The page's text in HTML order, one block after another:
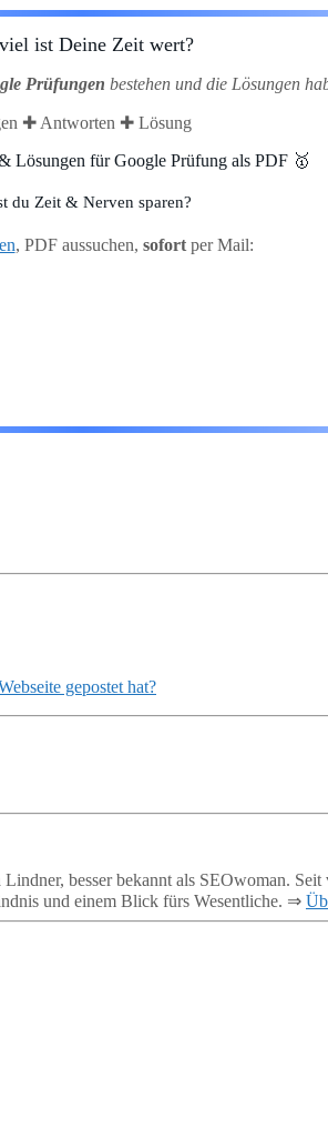
ist Deine Zeit wert?
Prüfungen bestehen und die Lösungen
✚ Antworten ✚ Lösung
Lösungen für Google Prüfung als PDF 🥇
du Zeit & Nerven sparen?
, PDF aussuchen, sofortper Mail:
gepostet hat?
besser bekannt als SEOwoman.
und einem Blick fürs Wesentliche. ⇒